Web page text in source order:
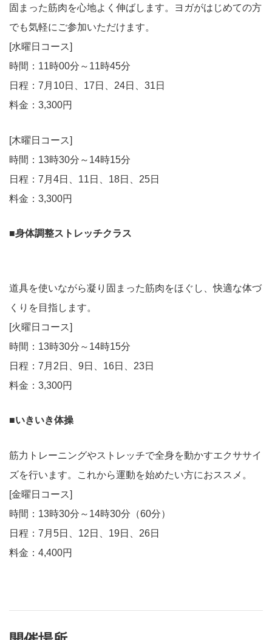
固まった筋肉を心地よく伸ばします。ヨガがはじめての方
でも気軽にご参加いただけます。
[水曜日コース]
時間：11時00分～11時45分
日程：7月10日、17日、24日、31日
料金：3,300円
[木曜日コース]
時間：13時30分～14時15分
日程：7月4日、11日、18日、25日
料金：3,300円
■身体調整ストレッチクラス
道具を使いながら凝り固まった筋肉をほぐし、快適な体づ
くりを目指します。
[火曜日コース]
時間：13時30分～14時15分
日程：7月2日、9日、16日、23日
料金：3,300円
■いきいき体操
筋力トレーニングやストレッチで全身を動かすエクササイ
ズを行います。これから運動を始めたい方におススメ。
[金曜日コース]
時間：13時30分～14時30分（60分）
日程：7月5日、12日、19日、26日
料金：4,400円